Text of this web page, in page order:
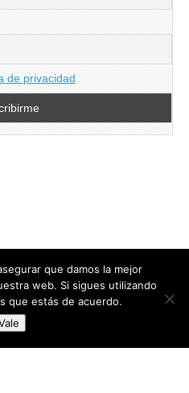
de privacidad
de Estudios y Entrenamiento
que damos la mejor
web. Si sigues utilizando
que estás de acuerdo.